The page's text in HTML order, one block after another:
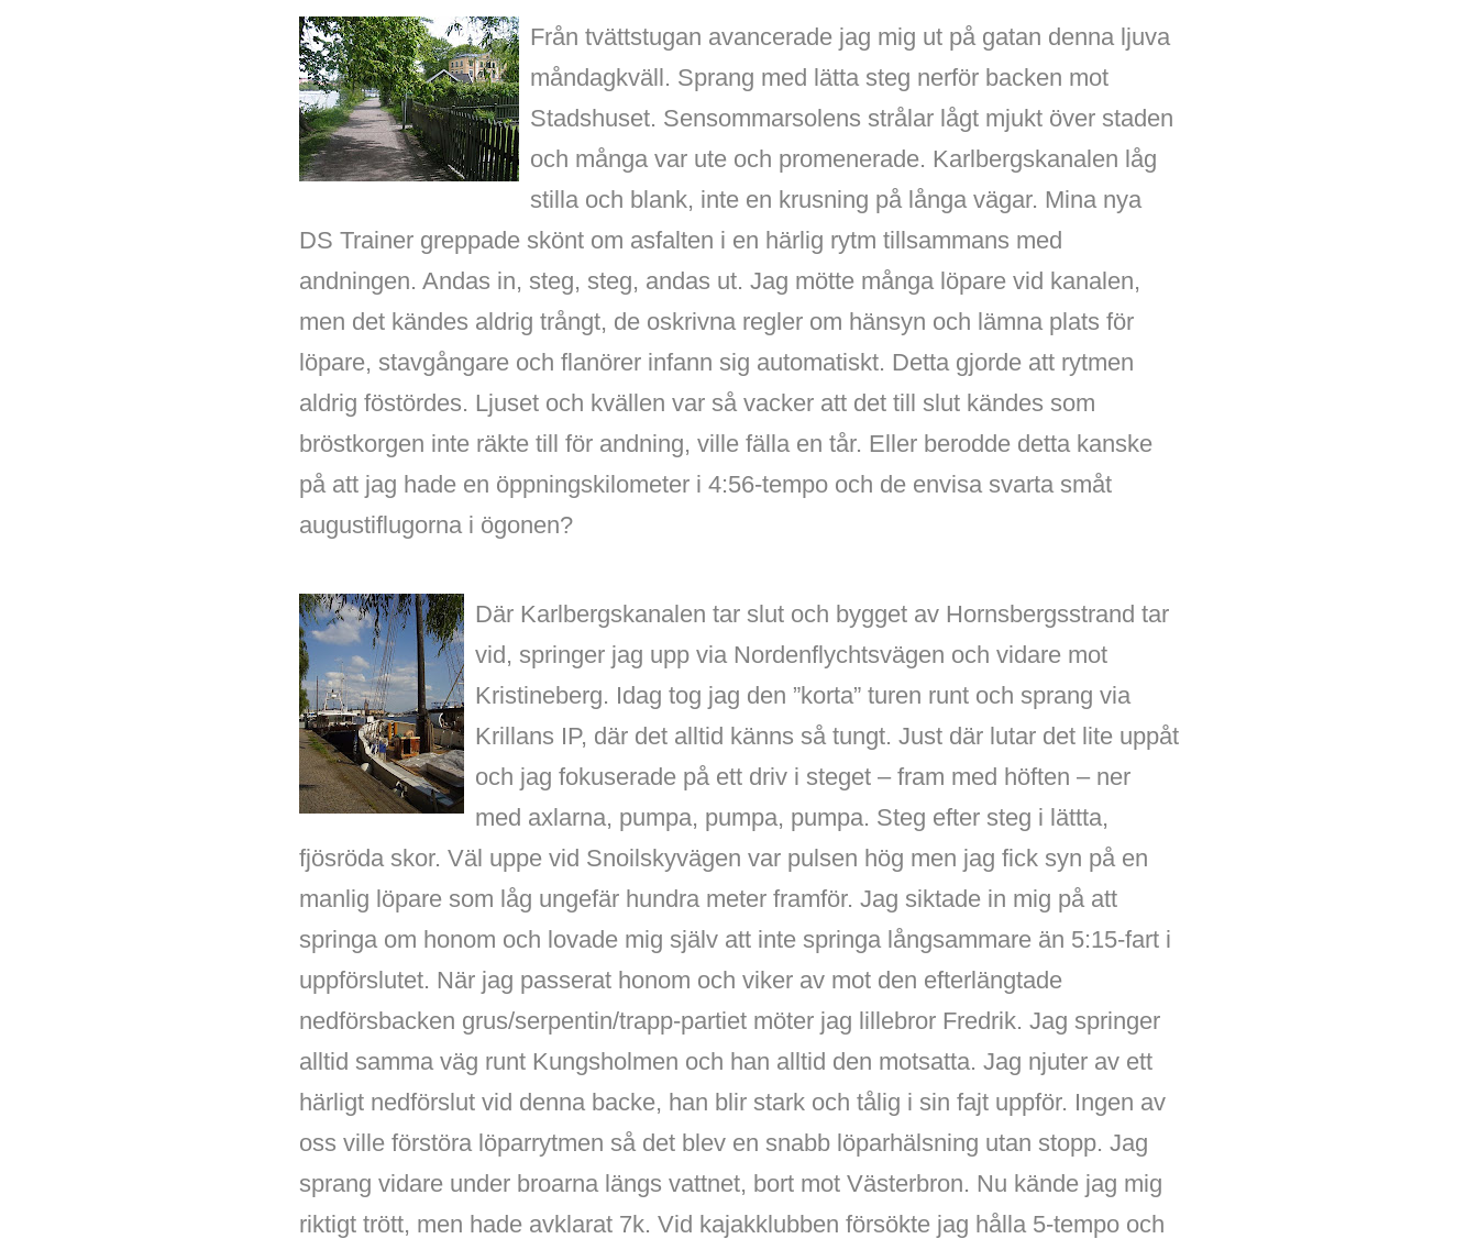
Från tvättstugan avancerade jag mig ut på gatan denna ljuva
måndagkväll. Sprang med lätta steg nerför backen mot
Stadshuset. Sensommarsolens strålar lågt mjukt över staden
och många var ute och promenerade. Karlbergskanalen låg
stilla och blank, inte en krusning på långa vägar. Mina nya
DS Trainer greppade skönt om asfalten i en härlig rytm tillsammans med
andningen. Andas in, steg, steg, andas ut. Jag mötte många löpare vid kanalen,
men det kändes aldrig trångt, de oskrivna regler om hänsyn och lämna plats för
löpare, stavgångare och flanörer infann sig automatiskt. Detta gjorde att rytmen
aldrig föstördes. Ljuset och kvällen var så vacker att det till slut kändes som
bröstkorgen inte räkte till för andning, ville fälla en tår. Eller berodde detta kanske
på att jag hade en öppningskilometer i 4:56-tempo och de envisa svarta småt
augustiflugorna i ögonen?
Där Karlbergskanalen tar slut och bygget av Hornsbergsstrand tar
vid, springer jag upp via Nordenflychtsvägen och vidare mot
Kristineberg. Idag tog jag den ”korta” turen runt och sprang via
Krillans IP, där det alltid känns så tungt. Just där lutar det lite uppåt
och jag fokuserade på ett driv i steget – fram med höften – ner
med axlarna, pumpa, pumpa, pumpa. Steg efter steg i lättta,
fjösröda skor. Väl uppe vid Snoilskyvägen var pulsen hög men jag fick syn på en
manlig löpare som låg ungefär hundra meter framför. Jag siktade in mig på att
springa om honom och lovade mig själv att inte springa långsammare än 5:15-fart i
uppförslutet. När jag passerat honom och viker av mot den efterlängtade
nedförsbacken grus/serpentin/trapp-partiet möter jag lillebror Fredrik. Jag springer
alltid samma väg runt Kungsholmen och han alltid den motsatta. Jag njuter av ett
härligt nedförslut vid denna backe, han blir stark och tålig i sin fajt uppför. Ingen av
oss ville förstöra löparrytmen så det blev en snabb löparhälsning utan stopp. Jag
sprang vidare under broarna längs vattnet, bort mot Västerbron. Nu kände jag mig
riktigt trött, men hade avklarat 7k. Vid kajakklubben försökte jag hålla 5-tempo och